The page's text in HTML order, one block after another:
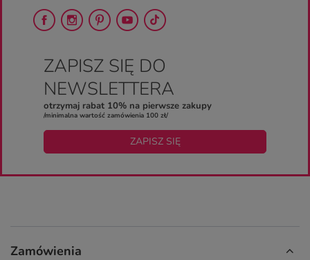
ZAPISZ SIĘ DO
NEWSLETTERA
otrzymaj rabat 10% na pierwsze zakupy
/minimalna wartość zamówienia 100 zł/
ZAPISZ SIĘ
Zamówienia